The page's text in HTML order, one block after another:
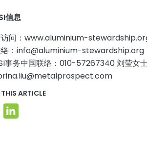
信息
问：www.aluminium-
：info@aluminium-stewardship.org
事务中国联络：010-57267340 刘莹女
THIS ARTICLE